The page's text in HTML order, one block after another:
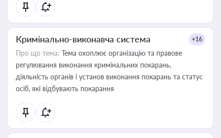
Кримінально-виконавча система +16
Про що тема: Тема охоплює організацію та правове
регулювання виконання кримінальних покарань,
діяльність органів і установ виконання покарань та статус
осіб, які відбувають покарання